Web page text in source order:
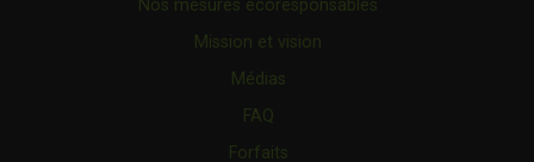
Nos mesures écoresponsables
Mission et vision
Médias
FAQ
Forfaits